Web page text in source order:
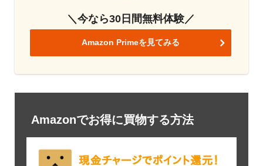
＼今なら30日間無料体験／
Amazon Primeを見てみる
Amazonでお得に買物する方法